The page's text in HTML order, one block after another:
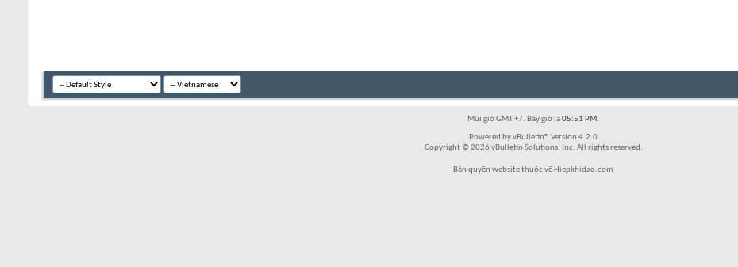
Múi giờ GMT +7. Bây giờ là05:51 PM.
Powered by vBulletin® Version 4.2.0
Copyright © 2026 vBulletin Solutions, Inc. All rights reserved.
Bản quyền website thuộc về Hiepkhidao.com